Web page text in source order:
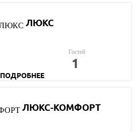
ЛЮКС
Гостей
1
ПОДРОБНЕЕ
ЛЮКС-КОМФОРТ